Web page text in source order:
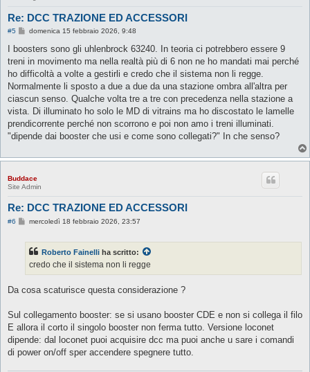
Re: DCC TRAZIONE ED ACCESSORI
#5
M
s
a
g
i
o
domenica 15 febbraio 2026, 9:48
I boosters sono gli uhlenbrock 63240. In teoria ci potrebbero essere 9
treni in movimento ma nella realtà più di 6 non ne ho mandati mai perché
ho difficoltà a volte a gestirli e credo che il sistema non li regge.
Normalmente li sposto a due a due da una stazione ombra all'altra per
ciascun senso. Qualche volta tre a tre con precedenza nella stazione a
vista. Di illuminato ho solo le MD di vitrains ma ho discostato le lamelle
prendicorrente perché non scorrono e poi non amo i treni illuminati.
"dipende dai booster che usi e come sono collegati?" In che senso?
Buddace
Site Admin
Re: DCC TRAZIONE ED ACCESSORI
#6
M
a
g
o
mercoledì 18 febbraio 2026, 23:57
Roberto Fainelli ha scritto:
credo che il sistema non li regge
Da cosa scaturisce questa considerazione ?
Sul collegamento booster: se si usano booster CDE e non si collega il filo
E allora il corto il singolo booster non ferma tutto. Versione loconet
dipende: dal loconet puoi acquisire dcc ma puoi anche u sare i comandi
di power on/off sper accendere spegnere tutto.